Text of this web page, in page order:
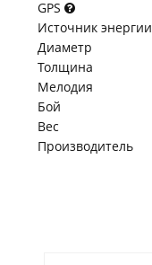
GPS
Источник энергии
Диаметр
Толщина
Мелодия
Бой
Вес
Производитель